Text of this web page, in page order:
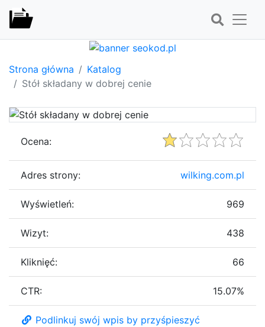
Strona główna
Katalog
Stół składany w dobrej cenie
Ocena:
Adres strony: wilking.com.pl
Wyświetleń: 969
Wizyt: 438
Kliknięć: 66
CTR: 15.07%
Podlinkuj swój wpis by przyśpieszyć